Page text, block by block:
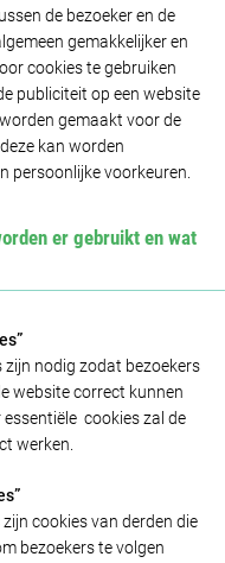
de bezoeker en de
gemakkelijker en
cookies te gebruiken
publiciteit op een website
gemaakt voor de
kan worden
persoonlijke voorkeuren.
er gebruikt en wat
zijn nodig zodat bezoekers
website correct kunnen
cookies zal de
werken.
cookies van derden die
bezoekers te volgen